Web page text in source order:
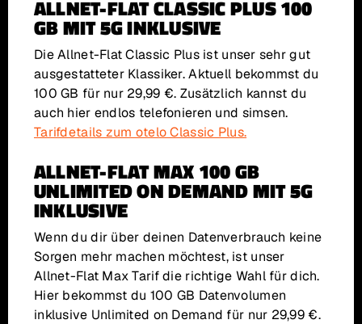
ALLNET-FLAT CLASSIC PLUS 100
GB MIT 5G INKLUSIVE
Die Allnet-Flat Classic Plus ist unser sehr gut
ausgestatteter Klassiker. Aktuell bekommst du
100 GB für nur 29,99 €. Zusätzlich kannst du
auch hier endlos telefonieren und simsen.
Tarifdetails zum otelo Classic Plus.
ALLNET-FLAT MAX 100 GB
UNLIMITED ON DEMAND MIT 5G
INKLUSIVE
Wenn du dir über deinen Datenverbrauch keine
Sorgen mehr machen möchtest, ist unser
Allnet-Flat Max Tarif die richtige Wahl für dich.
Hier bekommst du 100 GB Datenvolumen
inklusive Unlimited on Demand für nur 29,99 €.